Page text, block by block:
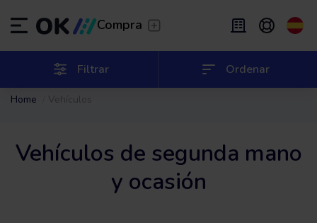
Compra
Transfer/ Deja que te lleven
Renting flexible De 2 a 9 meses
Filtrar Ordenar
Español (ES)
EN English (UK)
Home Vehículos
Vehículos de segunda mano
y ocasión